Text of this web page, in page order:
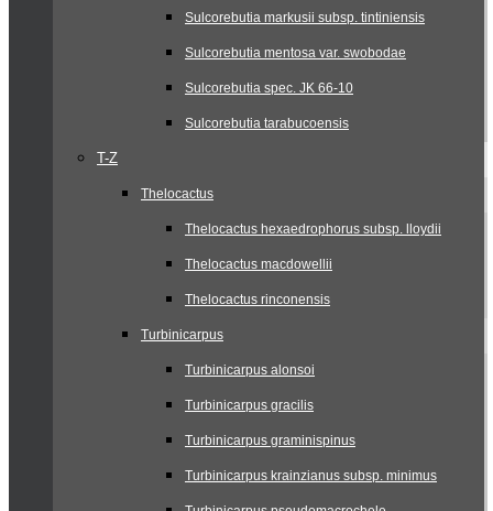
Sulcorebutia markusii subsp. tintiniensis
Sulcorebutia mentosa var. swobodae
Sulcorebutia spec. JK 66-10
Sulcorebutia tarabucoensis
T-Z
Thelocactus
Thelocactus hexaedrophorus subsp. lloydii
Thelocactus macdowellii
Thelocactus rinconensis
Turbinicarpus
Turbinicarpus alonsoi
Turbinicarpus gracilis
Turbinicarpus graminispinus
Turbinicarpus krainzianus subsp. minimus